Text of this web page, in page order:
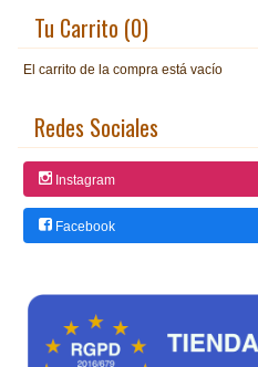
Tu Carrito (0)
El carrito de la compra está vacío
Redes Sociales
Instagram
Facebook